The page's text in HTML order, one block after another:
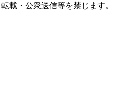
載・公衆送信等を禁じます。